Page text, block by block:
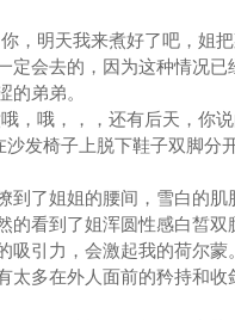
明天我来煮好了吧，姐把
定会去的，因为这种情况
弟弟。
哦，，，还有后天，你说
发椅子上脱下鞋子双脚分
了姐姐的腰间，雪白的肌
的看到了姐浑圆性感白皙
引力，会激起我的荷尔蒙。
多在外人面前的矜持和收